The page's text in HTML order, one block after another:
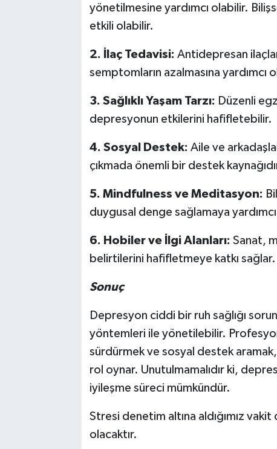
yönetilmesine yardımcı olabilir.
etkili olabilir.
2. İlaç Tedavisi: Antidepresan
semptomların azalmasına yardımcı
3. Sağlıklı Yaşam Tarzı: Düzenli
depresyonun etkilerini hafifletebilir.
4. Sosyal Destek: Aile ve
çıkmada önemli bir destek
5. Mindfulness ve Meditasyon:
duygusal denge sağlamaya
6. Hobiler ve İlgi Alanları: Sanat,
belirtilerini hafifletmeye katkı sağlar.
Sonuç
Depresyon ciddi bir ruh sağlığı
yöntemleri ile yönetilebilir.
sürdürmek ve sosyal destek
rol oynar. Unutulmamalıdır ki,
iyileşme süreci mümkündür.
Stresi denetim altına aldığımız
olacaktır.